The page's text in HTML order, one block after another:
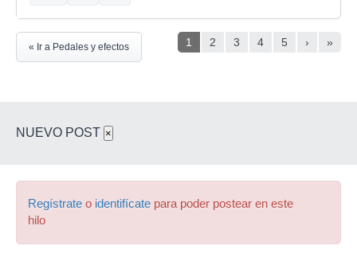
1 2 3 4 5 › »
« Ir a Pedales y efectos
NUEVO POST ×
Regístrate o identifícate para poder postear en este
hilo